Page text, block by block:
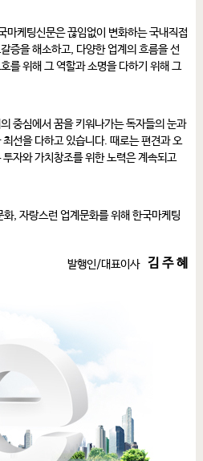
케팅신문은 끊임없이 변화하는 국내직접
증을 해소하고, 다양한 업계의 흐름을 선
를 위해 그 역할과 소명을 다하기 위해 그
중심에서 꿈을 키워나가는 독자들의 눈과
선을 다하고 있습니다. 때로는 편견과 오
자와 가치창조를 위한 노력은 계속되고
, 자랑스런 업계문화를 위해 한국마케팅
발행인/대표이사 김 주 혜